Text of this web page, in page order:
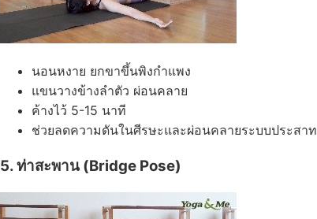
นอนหงาย ยกขาขึ้นพิงกำแพง
แขนวางข้างลำตัว ผ่อนคลาย
ค้างไว้ 5-15 นาที
ช่วยลดความดันในศีรษะและผ่อนคลายระบบประสาท
5. ท่าสะพาน (Bridge Pose)